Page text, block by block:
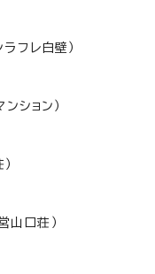
フレ白壁）
ション）
山口荘）